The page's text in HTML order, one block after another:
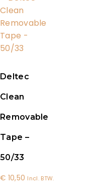
Deltec
Clean
Removable
Tape –
50/33
€ 10,50 Incl. BTW.